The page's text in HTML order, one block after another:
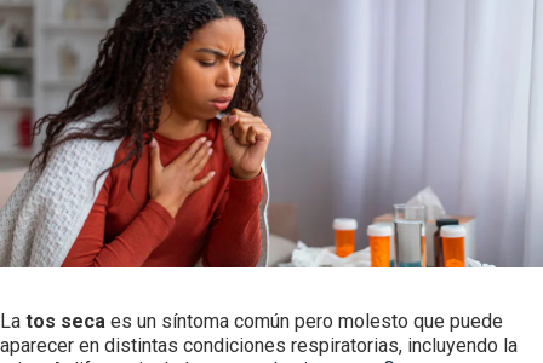
Colombia
Advil Children Suspensión
Advil Liquid Fill para Espalda y Cuello
Advil Teens
Fiebre y Dolor.
Dolor Menstrual
Dolor Dental
Gripa y Resfriado
Vacunación
La tos seca es un síntoma común pero molesto que puede
aparecer en distintas condiciones respiratorias, incluyendo la